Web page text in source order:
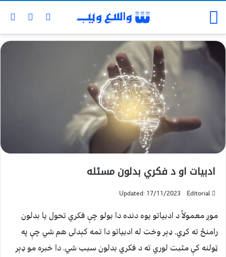
ادبیات او د فکري بدلون مسئله
Editorial
Updated: 17/11/2023
موږ معمولاً د ادبیاتو یوه دنده دا بولو چې فکري تحول یا بدلون
رامنځ ته کړي. ډېر وخت له ادبیاتو دا تمه کېدلی هم شي چې په
ټولنه کې مثبت لوري ته د فکري بدلون سبب شي. دا خبره مو ډېر